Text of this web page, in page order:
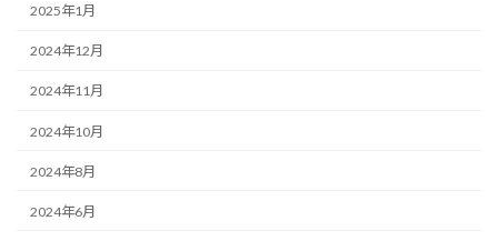
2025年1月
2024年12月
2024年11月
2024年10月
2024年8月
2024年6月